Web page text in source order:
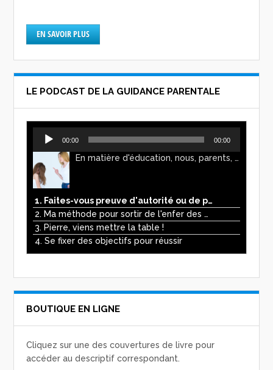
EN SAVOIR PLUS
LE PODCAST DE LA GUIDANCE PARENTALE
Lecteur
audio
00:00 00:00
En matière d'éducation, nous, parents, avons l'impression de faire preuve d'autorité. Mais n'est-ce pas, parfois, plutôt un jeu de pouvoir ? Ce podcast vous permettra d'y voir plus clair !
1. Faites-vous preuve d'autorité ou de pouvoir avec vos enfants ?
2. Ma méthode pour sortir de l'enfer des écrans
3. Pierre, viens mettre la table !
4. Se fixer des objectifs pour réussir
BOUTIQUE EN LIGNE
Cliquez sur une des couvertures de livre pour
accéder au descriptif correspondant.